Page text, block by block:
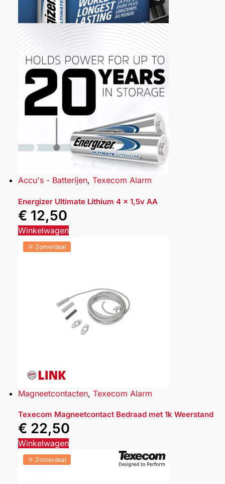
Accu's - Batterijen, Texecom Alarm
Energizer Ultimate Lithium 4 x 1,5v AA
€ 12,50
Winkelwagen
🌞 Zomerdeal
Magneetcontacten, Texecom Alarm
Texecom Magneetcontact Bedraad met 1k Weerstand
€ 22,50
Winkelwagen
🌞 Zomerdeal